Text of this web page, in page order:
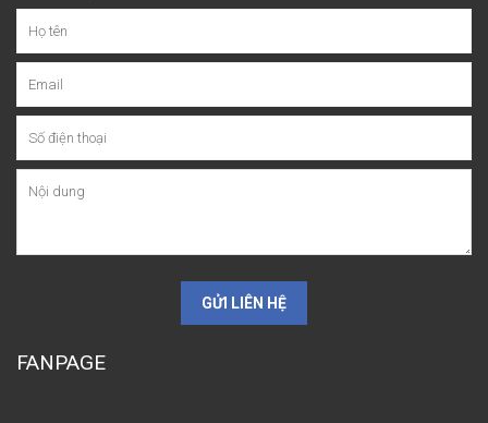
GỬI LIÊN HỆ
FANPAGE